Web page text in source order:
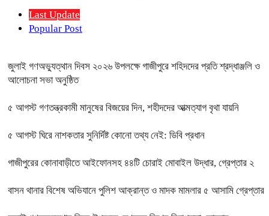
Last Update
Popular Post
জুলাই গণঅভ্যুত্থান দিবস ২০২৬ উপলক্ষে গাজীপুরে শহিদদের প্রতি শ্রদ্ধাঞ্জলি ও
আলোচনা সভা অনুষ্ঠিত
৫ আগস্ট গণতন্ত্রকামী মানুষের বিজয়ের দিন, শহীদদের আত্মত্যাগ বৃথা যায়নি
৫ আগস্ট ঘিরে নাশকতার সুনির্দিষ্ট কোনো তথ্য নেই: ডিবি প্রধান
গাজীপুরের কোনাবাড়ীতে আইফোনসহ ৪৪টি চোরাই মোবাইল উদ্ধার, গ্রেপ্তার ২
বাসন থানার বিশেষ অভিযানে পুলিশ আক্রান্ত ও মাদক মামলার ৫ আসামি গ্রেপ্তার